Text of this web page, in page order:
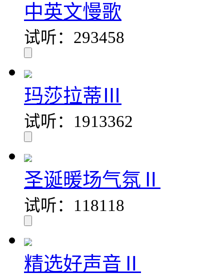
中英文慢歌
试听：293458
玛莎拉蒂Ⅲ
试听：1913362
圣诞暖场气氛Ⅱ
试听：118118
精选好声音Ⅱ